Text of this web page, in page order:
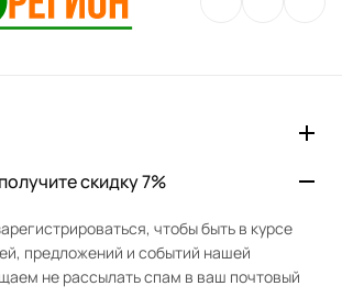
скидку 7%
чтобы быть в курсе
предложений и событий нашей
не рассылать спам в ваш почтовый